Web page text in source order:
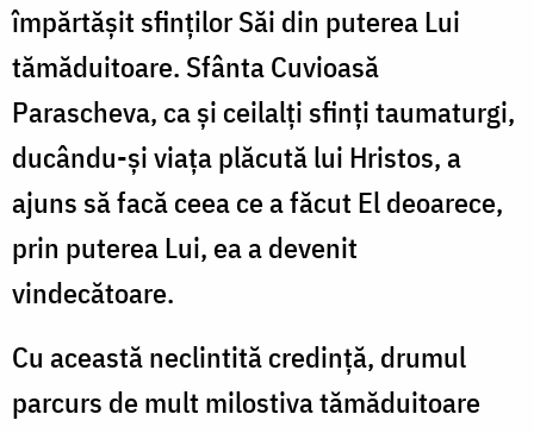
împărtășit sfinților Săi din puterea Lui
tămăduitoare. Sfânta Cuvioasă
Parascheva, ca și ceilalți sfinți taumaturgi,
ducându-şi viața plăcută lui Hristos, a
ajuns să facă ceea ce a făcut El deoarece,
prin puterea Lui, ea a devenit
vindecătoare.
Cu această neclintită credință, drumul
parcurs de mult milostiva tămăduitoare